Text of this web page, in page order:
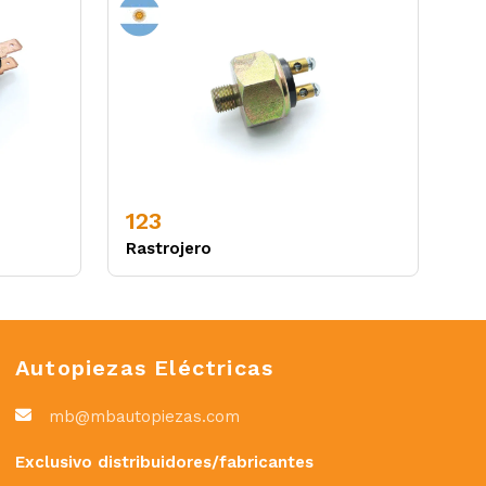
123
Rastrojero
Autopiezas Eléctricas
mb@mbautopiezas.com
Exclusivo distribuidores/fabricantes